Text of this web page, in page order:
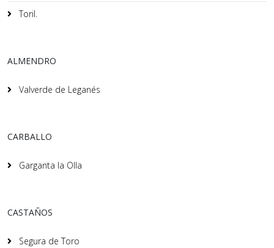
Toril.
ALMENDRO
Valverde de Leganés
CARBALLO
Garganta la Olla
CASTAÑOS
Segura de Toro